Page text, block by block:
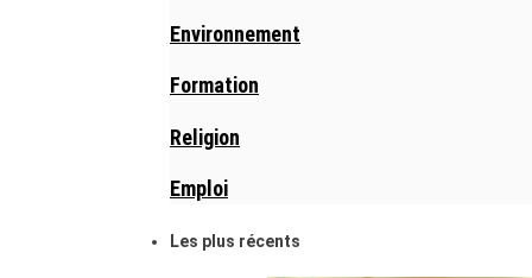
Environnement
Formation
Religion
Emploi
Les plus récents